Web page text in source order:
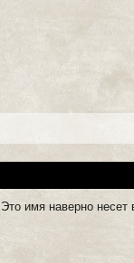
Это имя наверно несет